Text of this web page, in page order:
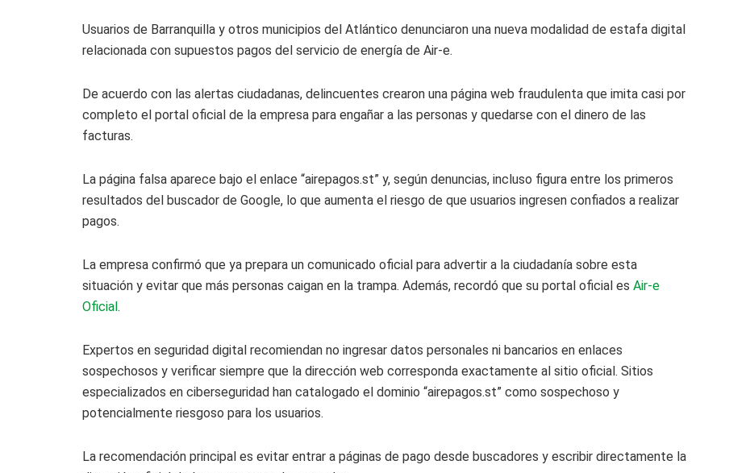
Usuarios de Barranquilla y otros municipios del Atlántico denunciaron una nueva modalidad de estafa digital
relacionada con supuestos pagos del servicio de energía de Air-e.
De acuerdo con las alertas ciudadanas, delincuentes crearon una página web fraudulenta que imita casi por
completo el portal oficial de la empresa para engañar a las personas y quedarse con el dinero de las
facturas.
La página falsa aparece bajo el enlace “airepagos.st” y, según denuncias, incluso figura entre los primeros
resultados del buscador de Google, lo que aumenta el riesgo de que usuarios ingresen confiados a realizar
pagos.
La empresa confirmó que ya prepara un comunicado oficial para advertir a la ciudadanía sobre esta
situación y evitar que más personas caigan en la trampa. Además, recordó que su portal oficial es Air-e
Oficial.
Expertos en seguridad digital recomiendan no ingresar datos personales ni bancarios en enlaces
sospechosos y verificar siempre que la dirección web corresponda exactamente al sitio oficial. Sitios
especializados en ciberseguridad han catalogado el dominio “airepagos.st” como sospechoso y
potencialmente riesgoso para los usuarios.
La recomendación principal es evitar entrar a páginas de pago desde buscadores y escribir directamente la